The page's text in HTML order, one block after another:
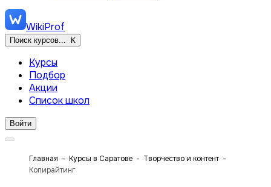
WikiProf
Поиск курсов... K
Курсы
Подбор
Акции
Список школ
Войти
Главная Курсы в Саратове
Творчество и контент
Копирайтинг